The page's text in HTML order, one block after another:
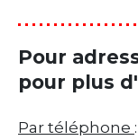
Pour
pour plus
Par téléphone